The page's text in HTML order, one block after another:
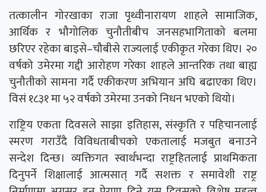
तत्कालीन गोरखाका राजा पृथ्वीनारायण शाहले सामाजिक,
आर्थिक र भौगोलिक चुनौतीबीच जनसहभागिताको बलमा
छरिएर रहेका बाइसे–चौबीसे राज्यलाई एकीकृत गरेका थिए। २०
वर्षको उमेरमा गद्दी आरोहण गरेका शाहले आन्तरिक तथा बाह्य
चुनौतीको सामना गर्दै एकीकरण अभियान अघि बढाएका थिए।
विसं १८३१ मा ५२ वर्षको उमेरमा उनको निधन भएको थियो।
राष्ट्रिय एकता दिवसले साझा इतिहास, संस्कृति र पहिचानलाई
स्मरण गराउँदै विविधताबीचको एकतालाई मजबुत बनाउने
सन्देश दिन्छ। व्यक्तिगत स्वार्थभन्दा राष्ट्रहितलाई प्राथमिकता
दिनुपर्ने शिक्षालाई आत्मसात् गर्दै सशक्त र समावेशी राष्ट्र